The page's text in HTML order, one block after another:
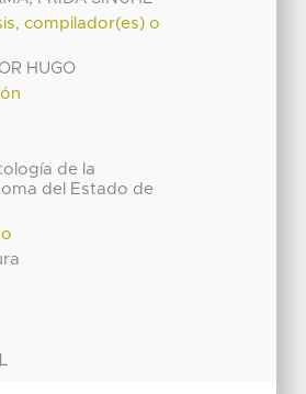
compilador(es) o
HUGO
de la
del Estado de